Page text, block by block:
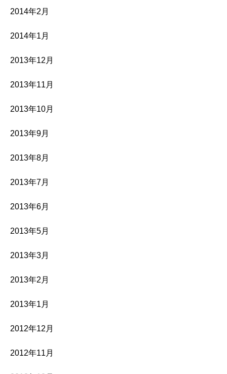
2014年2月
2014年1月
2013年12月
2013年11月
2013年10月
2013年9月
2013年8月
2013年7月
2013年6月
2013年5月
2013年3月
2013年2月
2013年1月
2012年12月
2012年11月